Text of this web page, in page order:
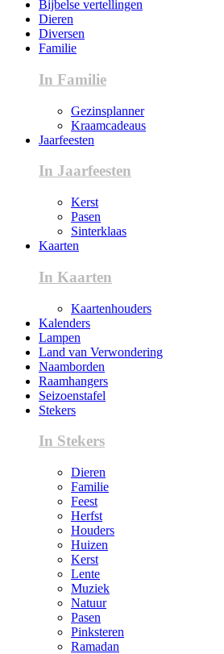
Bijbelse vertellingen
Dieren
Diversen
Familie
In Familie
Gezinsplanner
Kraamcadeaus
Jaarfeesten
In Jaarfeesten
Kerst
Pasen
Sinterklaas
Kaarten
In Kaarten
Kaartenhouders
Kalenders
Lampen
Land van Verwondering
Naamborden
Raamhangers
Seizoenstafel
Stekers
In Stekers
Dieren
Familie
Feest
Herfst
Houders
Huizen
Kerst
Lente
Muziek
Natuur
Pasen
Pinksteren
Ramadan